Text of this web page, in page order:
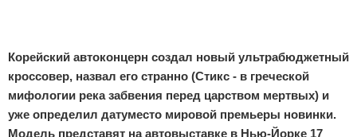
Корейский автоконцерн создал новый ультрабюджетный
кроссовер, назвал его странно (Стикс - в греческой
мифологии река забвения перед царством мертвых) и
уже определил датуместо мировой премьеры новинки.
Модель представят на автовыставке в Нью-Йорке 17